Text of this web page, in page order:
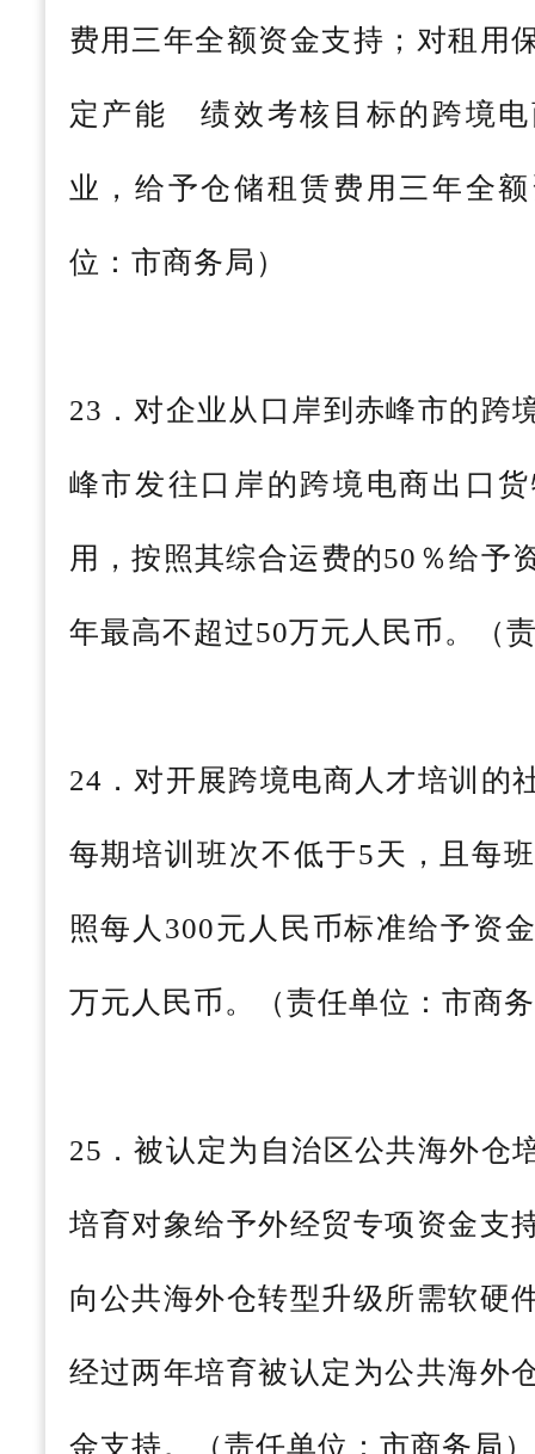
费用三年全额资金支持；对租用
定产能 绩效考核目标的跨境电
业，给予仓储租赁费用三年全
位：市商务局）
23．对企业从口岸到赤峰市的跨
峰市发往口岸的跨境电商出口
用，按照其综合运费的50％给予
年最高不超过50万元人民币。（
24．对开展跨境电商人才培训的
每期培训班次不低于5天，且每
照每人300元人民币标准给予资
万元人民币。（责任单位：市商
25．被认定为自治区公共海外仓
培育对象给予外经贸专项资金支
向公共海外仓转型升级所需软硬
经过两年培育被认定为公共海外
金支持。（责任单位：市商务局）